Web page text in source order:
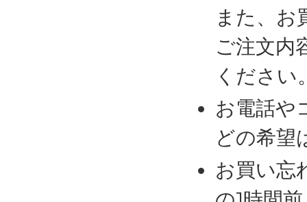
また、お
ご注文内
ください
お電話や
どの希望
お買い忘